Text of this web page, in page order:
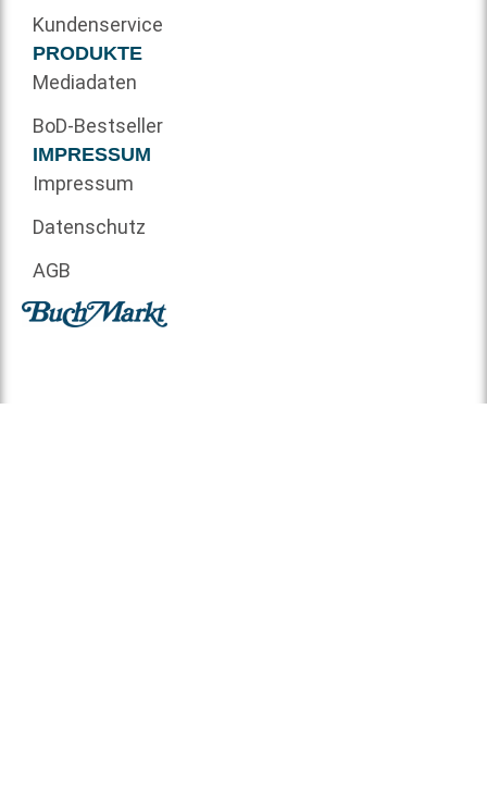
Kundenservice
PRODUKTE
Mediadaten
BoD-Bestseller
IMPRESSUM
Impressum
Datenschutz
AGB